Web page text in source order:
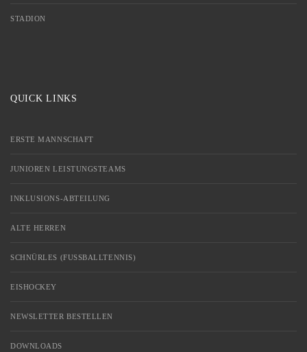
STADION
QUICK LINKS
ERSTE MANNSCHAFT
JUNIOREN LEISTUNGSTEAMS
INKLUSIONS-ABTEILUNG
ALTE HERREN
SCHNÜRLES (FUSSBALLTENNIS)
EISHOCKEY
NEWSLETTER BESTELLEN
DOWNLOADS